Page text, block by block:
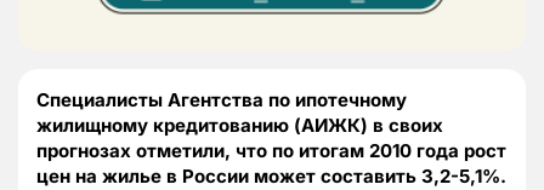
Специалисты Агентства по ипотечному
жилищному кредитованию (АИЖК) в своих
прогнозах отметили, что по итогам 2010 года рост
цен на жилье в России может составить 3,2-5,1%.